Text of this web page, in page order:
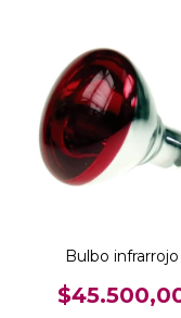
Bulbo infrarrojo